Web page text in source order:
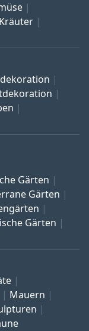
Kräuter
Gärten
Gärten
Gärten
Mauern